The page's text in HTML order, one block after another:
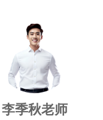
李季秋老师